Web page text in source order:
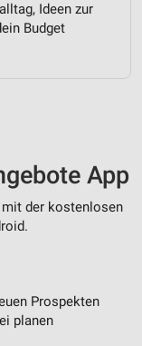
Ideen zur
Budget
App
der kostenlosen
Prospekten
planen